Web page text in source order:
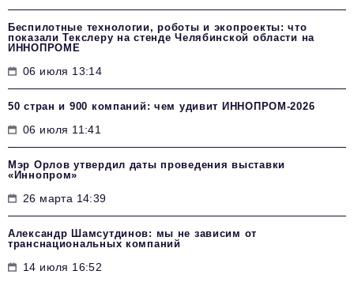
Беспилотные технологии, роботы и экопроекты: что
показали Текслеру на стенде Челябинской области на
ИННОПРОМЕ
06 июля 13:14
50 стран и 900 компаний: чем удивит ИННОПРОМ‑2026
06 июля 11:41
Мэр Орлов утвердил даты проведения выставки
«Иннопром»
26 марта 14:39
Александр Шамсутдинов: мы не зависим от
транснациональных компаний
14 июля 16:52